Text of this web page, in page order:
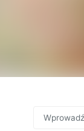
FOR: